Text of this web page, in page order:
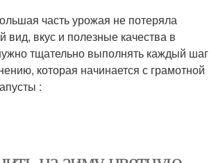
часть урожая не потеряла
вид, вкус и полезные качества в
тщательно выполнять каждый шаг
которая начинается с грамотной
: